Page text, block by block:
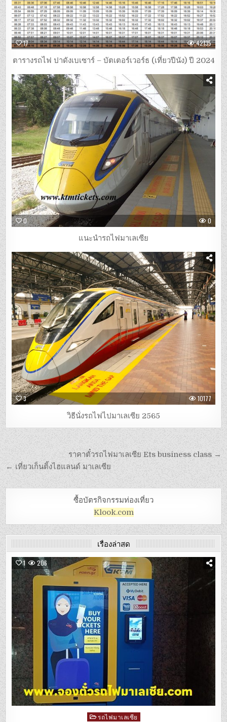
17 42135
ตารางรถไฟ ปาดังเบเซาร์ – บัตเตอร์เวอร์ธ (เที่ยวปีนัง) ปี 2024
0 0
แนะนำรถไฟมาเลเซีย
3 10177
วิธีนั่งรถไฟไปมาเลเซีย 2565
ราคาตั๋วรถไฟมาเลเซีย Ets business class →
← เที่ยวเก็นติ้งไฮแลนด์ มาเลเซีย
ซื้อบัตรกิจกรรมท่องเที่ยว
Klook.com
เรื่องล่าสุด
1 206
Posted
รถไฟมาเลเซีย